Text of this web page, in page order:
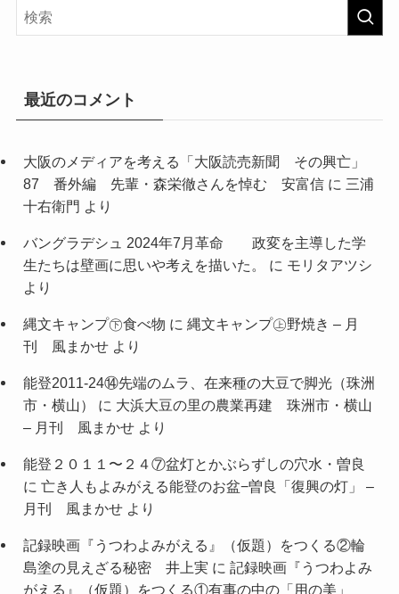
イ
ブ
最近のコメント
大阪のメディアを考える「大阪読売新聞 その興亡」
87 番外編 先輩・森栄徹さんを悼む 安富信に 三浦
十右衛門 より
バングラデシュ 2024年7月革命 政変を主導した学
生たちは壁画に思いや考えを描いた。
に モリタアツシ
より
縄文キャンプ㊦食べ物 に 縄文キャンプ㊤野焼き – 月
刊 風まかせより
能登2011-24⑭先端のムラ、在来種の大豆で脚光（珠洲
市・横山）
に 大浜大豆の里の農業再建 珠洲市・横山
– 月刊 風まかせより
能登２０１１〜２４⑦盆灯とかぶらずしの穴水・曽良
に 亡き人もよみがえる能登のお盆−曽良「復興の灯」 –
月刊 風まかせより
記録映画『うつわよみがえる』（仮題）をつくる②輪
島塗の見えざる秘密 井上実 に 記録映画『うつわよみ
がえる』（仮題）をつくる①有事の中の「用の美」